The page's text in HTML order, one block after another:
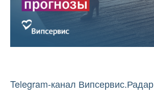
Telegram-канал Випсервис.Радар